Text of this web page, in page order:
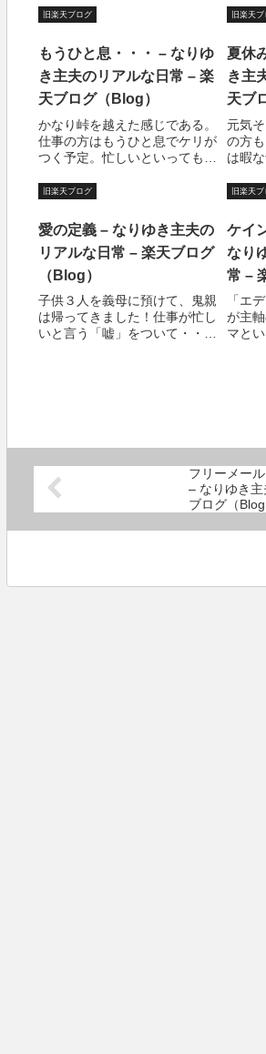
ック！（こういうのって違法な
ょうか？？）すみません。勿
論、嘘です。プロレスファンは
シャイな方々が多くて...
ない
うだ
ある
いう
旧楽天ブログ
もうひと息・・・ – なりゆ
き主夫のリアルな日常 – 楽
天ブログ（Blog）
かなり峠を越えた感じである。
仕事の方はもうひと息でケリが
つく予定。忙しいといっても寝
さではない。地道な製作作業な
もいえる。しかし、確実に時間
を消費してしまう作業なのであ
る。イメージ沸か...
旧楽天
夏休
き主
天ブ
元気
の方
は暇
月に
くて
には
かし
旧楽天ブログ
愛の定義 – なりゆき主夫の
リアルな日常 – 楽天ブログ
（Blog）
子供３人を義母に預けて、鬼親
は帰ってきました！仕事が忙し
いと言う「嘘」をついて・・・
旧楽天
ケイ
なり
常 –
「エ
が主
マと
死と
フリーメー
– なりゆき
ブログ（Blog